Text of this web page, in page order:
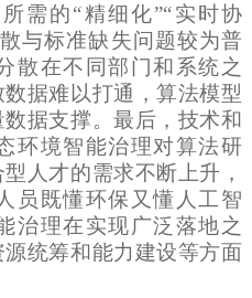
需的“精细化”“实时协
与标准缺失问题较为普
散在不同部门和系统之
据难以打通，算法模型
据支撑。最后，技术和
环境智能治理对算法研
人才的需求不断上升，
员既懂环保又懂人工智
治理在实现广泛落地之
统筹和能力建设等方面